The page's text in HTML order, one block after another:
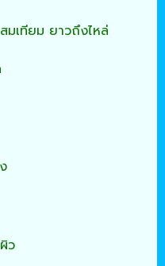
เทียม ยาวถึงไหล่
ว